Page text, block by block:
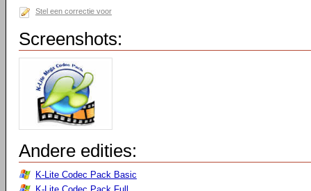
Stel een correctie voor
Screenshots:
Andere edities:
K-Lite Codec Pack Basic